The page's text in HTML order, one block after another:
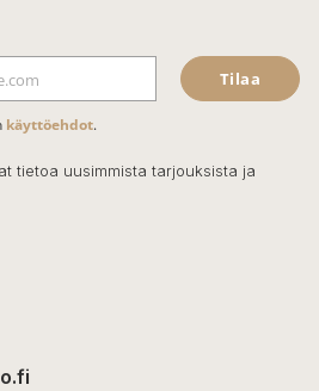
Tilaa
käyttöehdot.
tietoa uusimmista tarjouksista ja